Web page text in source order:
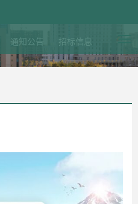
通知公告 招标信息